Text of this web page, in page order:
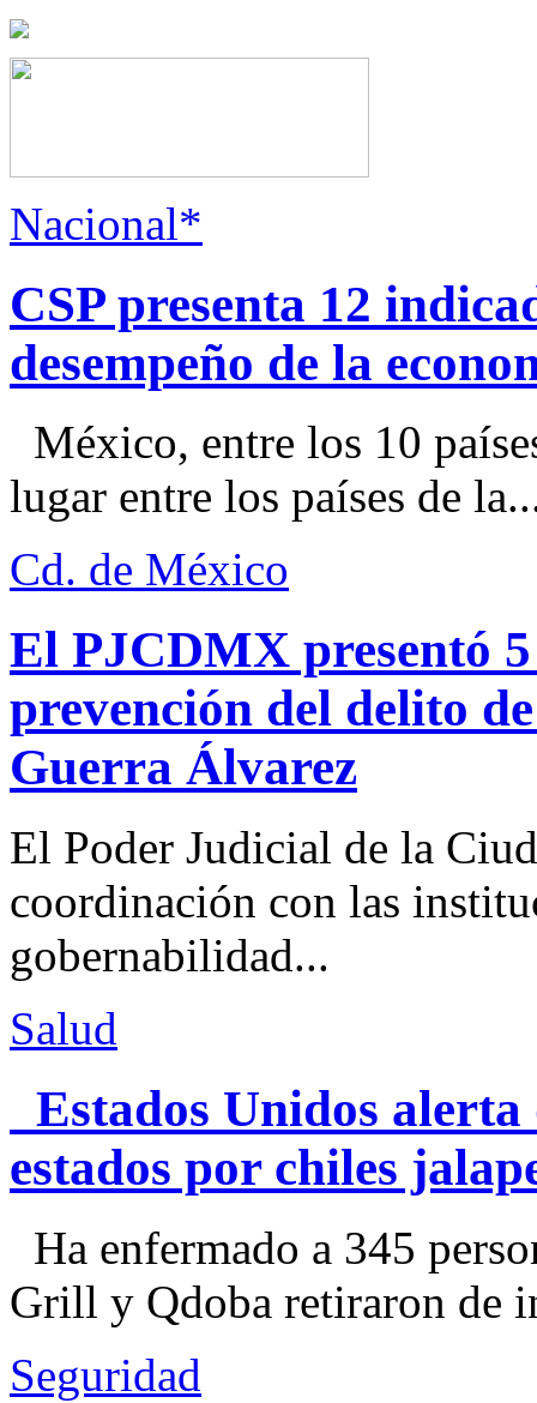
Nacional*
CSP presenta 12
desempeño de la
México, entre los 10
lugar entre los países de
Cd. de México
El PJCDMX presentó
prevención del delito
Guerra Álvarez
El Poder Judicial de la
coordinación con las
gobernabilidad...
Salud
Estados Unidos alerta
estados por chiles
Ha enfermado a 345
Grill y Qdoba retiraron de
Seguridad